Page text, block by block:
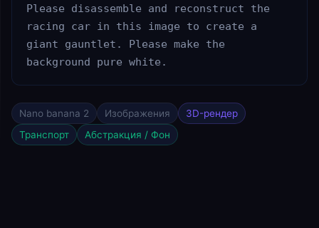
Please disassemble and reconstruct the
racing car in this image to create a
giant gauntlet. Please make the
background pure white.
Nano banana 2 Изображения
3D-рендер
Транспорт
Абстракция / Фон